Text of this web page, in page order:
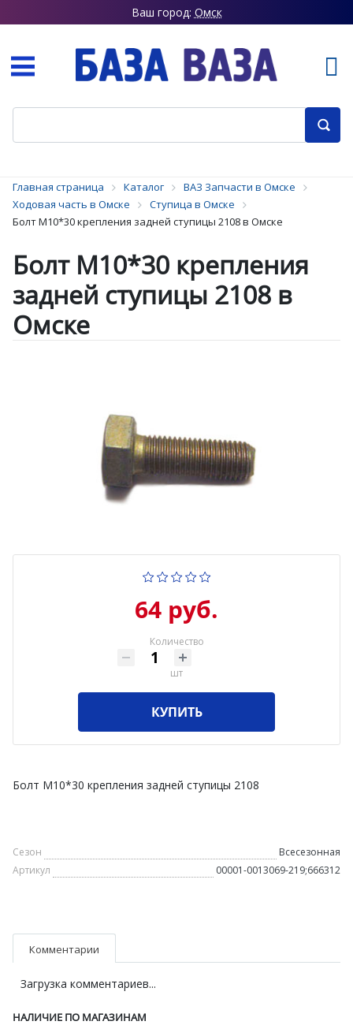
Ваш город: Омск
Главная страница Каталог
ВАЗ Запчасти в Омске
Ходовая часть в Омске
Ступица в Омске
Болт М10*30 крепления задней ступицы 2108 в Омске
Болт М10*30 крепления
задней ступицы 2108 в
Омске
64 руб.
Количество
шт
КУПИТЬ
Болт М10*30 крепления задней ступицы 2108
Сезон
Всесезонная
Артикул
00001-0013069-219;666312
Комментарии
Загрузка комментариев...
НАЛИЧИЕ ПО МАГАЗИНАМ